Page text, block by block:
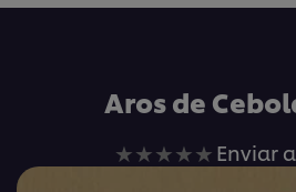
Aros de
Enviar